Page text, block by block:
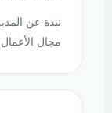
نبذة عن
مجال الأعمال